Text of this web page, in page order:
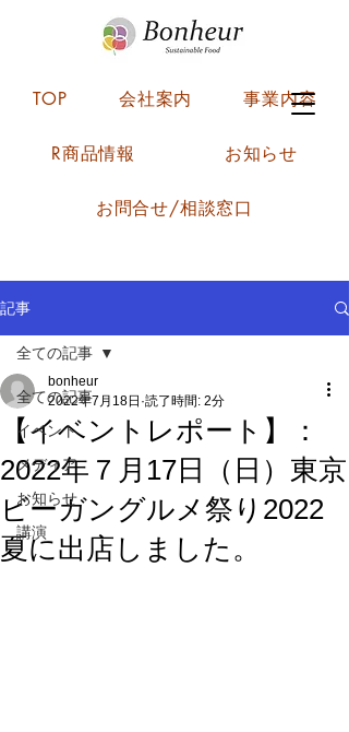
TOP 会社案内 事業内容
R商品情報 お知らせ
お問合せ/相談窓口
記事
全ての記事
イベント
メディア
お知らせ
講演
全ての記事
【イベントレポート】：
2022年７月17日（日）東京
ビーガングルメ祭り2022
夏に出店しました。
bonheur
2022年7月18日 読了時間: 2分